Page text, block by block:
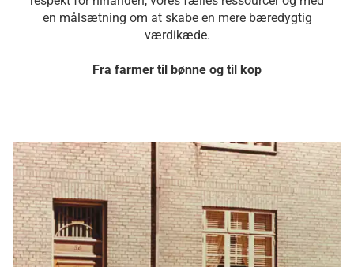
en målsætning om at skabe en mere bæredygtig
værdikæde.
Fra farmer til bønne og til kop